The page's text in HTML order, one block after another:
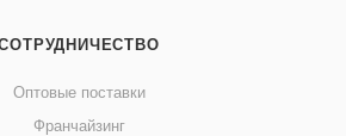
Оптовые поставки
Франчайзинг